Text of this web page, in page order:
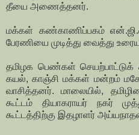
தீயை அணைத்தனர்.
மக்கள் கண்காணிப்பகம்
பேரணியை முடித்து வைத்து
தமிழக பெண்கள்
கயல், காஞ்சி மக்கள் மன்றம்
வாசித்தனர். மாலையில்,
கூட்டம் தியாகராயர் நகர்
கூட்டத்திற்கு இதழாளர்